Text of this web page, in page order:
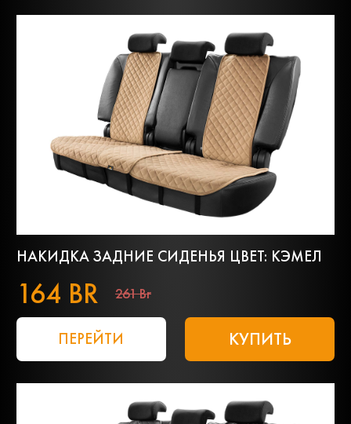
НАКИДКА ЗАДНИЕ СИДЕНЬЯ ЦВЕТ: КЭМЕЛ
164 BR 261 Br
ПЕРЕЙТИ КУПИТЬ